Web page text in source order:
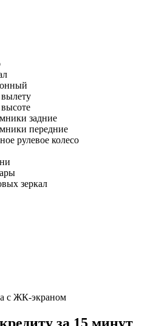
задние
передние
рулевое колесо
зеркал
с ЖК-экраном
за 15 минут